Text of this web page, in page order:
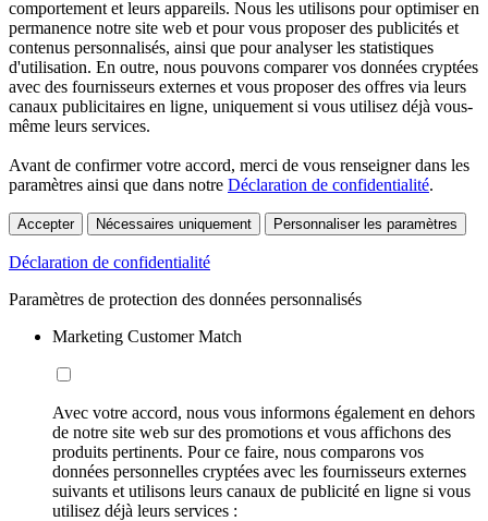
comportement et leurs appareils. Nous les utilisons pour optimiser en
permanence notre site web et pour vous proposer des publicités et
contenus personnalisés, ainsi que pour analyser les statistiques
d'utilisation. En outre, nous pouvons comparer vos données cryptées
avec des fournisseurs externes et vous proposer des offres via leurs
canaux publicitaires en ligne, uniquement si vous utilisez déjà vous-
même leurs services.
Avant de confirmer votre accord, merci de vous renseigner dans les
paramètres ainsi que dans notre Déclaration de confidentialité.
Accepter Nécessaires uniquement Personnaliser les paramètres
Déclaration de confidentialité
Paramètres de protection des données personnalisés
Marketing Customer Match
Avec votre accord, nous vous informons également en dehors
de notre site web sur des promotions et vous affichons des
produits pertinents. Pour ce faire, nous comparons vos
données personnelles cryptées avec les fournisseurs externes
suivants et utilisons leurs canaux de publicité en ligne si vous
utilisez déjà leurs services :